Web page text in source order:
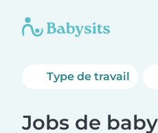
Type de travail
Jobs de